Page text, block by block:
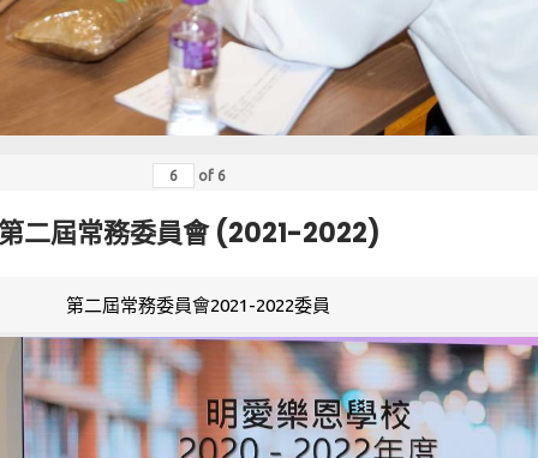
of 6
二屆常務委員會 (2021-2022)
第二屆常務委員會2021-2022委員